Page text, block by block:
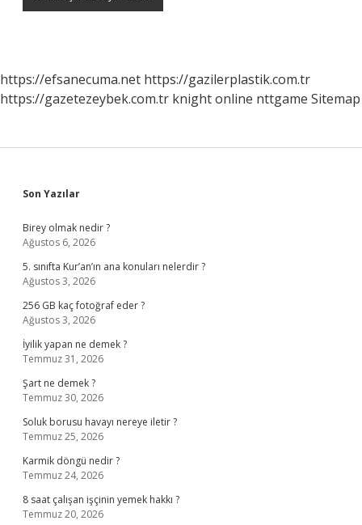
https://efsanecuma.net https://gazilerplastik.com.tr
https://gazetezeybek.com.tr knight online nttgame Sitemap
Sidebar
Son Yazılar
Birey olmak nedir ?
Ağustos 6, 2026
5. sınıfta Kur’an’ın ana konuları nelerdir ?
Ağustos 3, 2026
256 GB kaç fotoğraf eder ?
Ağustos 3, 2026
İyilik yapan ne demek ?
Temmuz 31, 2026
Şart ne demek ?
Temmuz 30, 2026
Soluk borusu havayı nereye iletir ?
Temmuz 25, 2026
Karmik döngü nedir ?
Temmuz 24, 2026
8 saat çalışan işçinin yemek hakkı ?
Temmuz 20, 2026